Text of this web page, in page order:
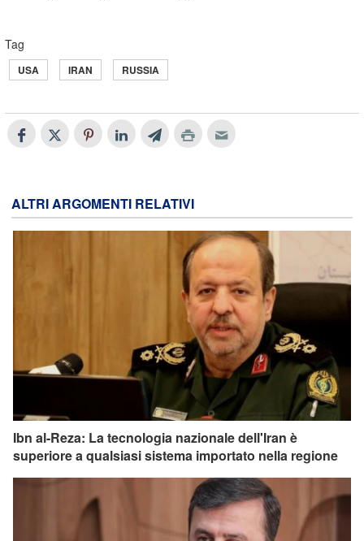
Tag
USA IRAN RUSSIA
ALTRI ARGOMENTI RELATIVI
Ibn al-Reza: La tecnologia nazionale dell'Iran è
superiore a qualsiasi sistema importato nella regione